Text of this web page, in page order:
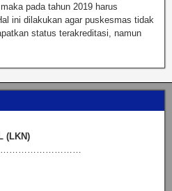
pada tahun 2019 harus
ini dilakukan agar puskesmas tidak
status terakreditasi, namun
(LKN)